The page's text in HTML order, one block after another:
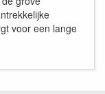
voor een lange